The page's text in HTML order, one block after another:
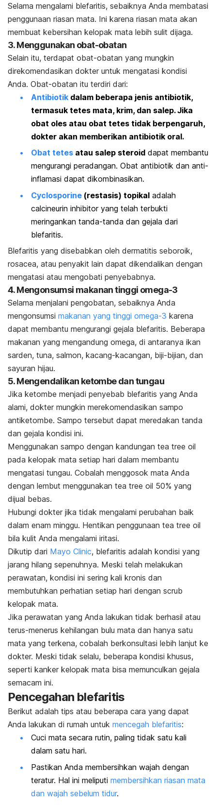
Selama mengalami blefaritis, sebaiknya Anda membatasi
penggunaan riasan mata. Ini karena riasan mata akan
membuat kebersihan kelopak mata lebih sulit dijaga.
3. Menggunakan obat-obatan
Selain itu, terdapat obat-obatan yang mungkin
direkomendasikan dokter untuk mengatasi kondisi
Anda. Obat-obatan itu terdiri dari:
Antibiotik dalam beberapa jenis antibiotik,
termasuk tetes mata, krim, dan salep. Jika
obat oles atau obat tetes tidak berpengaruh,
dokter akan memberikan antibiotik oral.
Obat tetes atau salep steroid dapat membantu
mengurangi peradangan. Obat antibiotik dan anti-
inflamasi dapat dikombinasikan.
Cyclosporine (restasis) topikal adalah
calcineurin inhibitor yang telah terbukti
meringankan tanda-tanda dan gejala dari
blefaritis.
Blefaritis yang disebabkan oleh dermatitis seboroik,
rosacea, atau penyakit lain dapat dikendalikan dengan
mengatasi atau mengobati penyebabnya.
4. Mengonsumsi makanan tinggi omega-3
Selama menjalani pengobatan, sebaiknya Anda
mengonsumsi makanan yang tinggi omega-3 karena
dapat membantu mengurangi gejala blefaritis. Beberapa
makanan yang mengandung omega, di antaranya ikan
sarden, tuna, salmon, kacang-kacangan, biji-bijian, dan
sayuran hijau.
5. Mengendalikan ketombe dan tungau
Jika ketombe menjadi penyebab blefaritis yang Anda
alami, dokter mungkin merekomendasikan sampo
antiketombe. Sampo tersebut dapat meredakan tanda
dan gejala kondisi ini.
Menggunakan sampo dengan kandungan tea tree oil
pada kelopak mata setiap hari dalam membantu
mengatasi tungau. Cobalah menggosok mata Anda
dengan lembut menggunakan tea tree oil 50% yang
dijual bebas.
Hubungi dokter jika tidak mengalami perubahan baik
dalam enam minggu. Hentikan penggunaan tea tree oil
bila kulit Anda mengalami iritasi.
Dikutip dari Mayo Clinic, blefaritis adalah kondisi yang
jarang hilang sepenuhnya. Meski telah melakukan
perawatan, kondisi ini sering kali kronis dan
membutuhkan perhatian setiap hari dengan scrub
kelopak mata.
Jika perawatan yang Anda lakukan tidak berhasil atau
terus-menerus kehilangan bulu mata dan hanya satu
mata yang terkena, cobalah berkonsultasi lebih lanjut ke
dokter. Meski tidak selalu, beberapa kondisi khusus,
seperti kanker kelopak mata bisa memunculkan gejala
semacam ini.
Pencegahan blefaritis
Berikut adalah tips atau beberapa cara yang dapat
Anda lakukan di rumah untuk mencegah blefaritis:
Cuci mata secara rutin, paling tidak satu kali
dalam satu hari.
Pastikan Anda membersihkan wajah dengan
teratur. Hal ini meliputi membersihkan riasan mata
dan wajah sebelum tidur.